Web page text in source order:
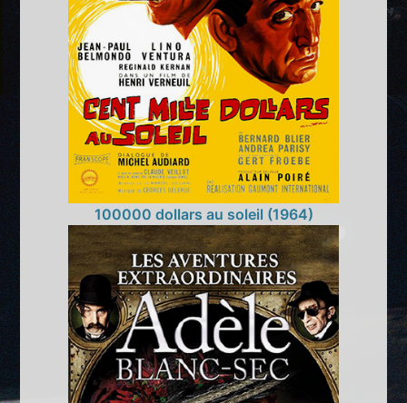
100000 dollars au soleil (1964)